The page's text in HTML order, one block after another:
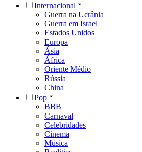
Internacional
Guerra na Ucrânia
Guerra em Israel
Estados Unidos
Europa
Ásia
África
Oriente Médio
Rússia
China
Pop
BBB
Carnaval
Celebridades
Cinema
Música